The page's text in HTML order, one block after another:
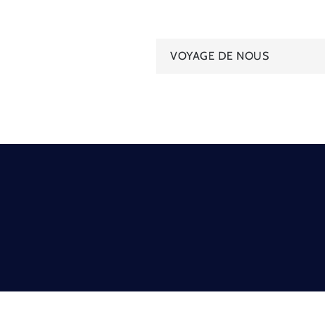
Navigation
l’article
VOYAGE DE NOUS